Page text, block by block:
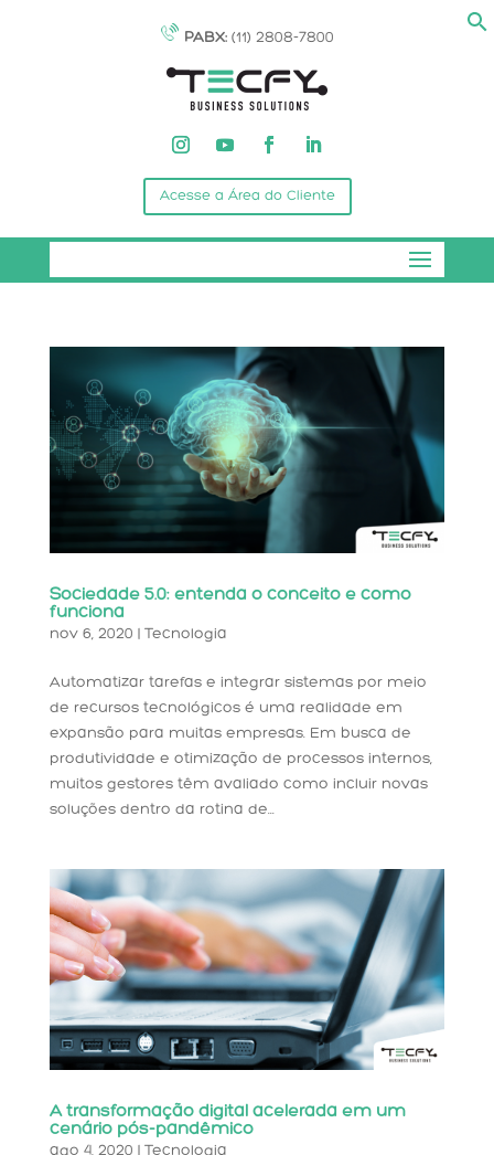
PABX: (11) 2808-7800
Acesse a Área do Cliente
Sociedade 5.0: entenda o conceito e como
funciona
nov 6, 2020 Tecnologia
Automatizar tarefas e integrar sistemas por meio
de recursos tecnológicos é uma realidade em
expansão para muitas empresas. Em busca de
produtividade e otimização de processos internos,
muitos gestores têm avaliado como incluir novas
soluções dentro da rotina de...
A transformação digital acelerada em um
cenário pós-pandêmico
ago 4, 2020 Tecnologia